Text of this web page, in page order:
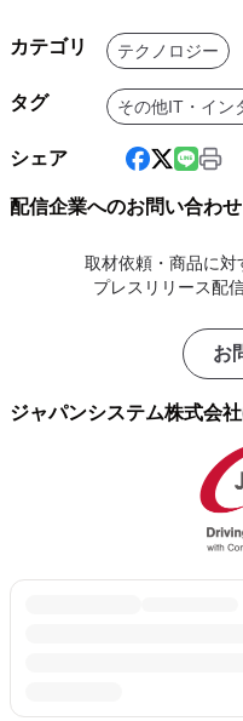
カテゴリ テクノロジー
タグ その他IT・イン
シェア
配信企業へのお問い合わせ
取材依頼・商品に対
プレスリリース配
お
ジャパンシステム株式会